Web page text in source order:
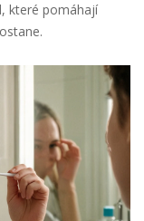
které pomáhají